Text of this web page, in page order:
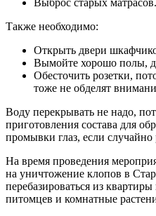
Выброс старых матрасов.
Также необходимо:
Открыть двери
Вымойте хорошо полы,
Обесточить розетки,
тоже не обделят
Воду перекрывать не надо,
приготовления состава для
промывки глаз, если
На время проведения
на уничтожение клопов в
перебазироваться из
питомцев и комнатные